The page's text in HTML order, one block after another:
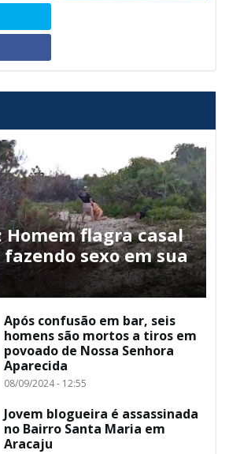
flagra casal
sexo em sua
Após confusão em bar, seis
homens são mortos a tiros em
povoado de Nossa Senhora
Aparecida
08/09/2024 - 12:55
Jovem blogueira é assassinada
no Bairro Santa Maria em
Aracaju